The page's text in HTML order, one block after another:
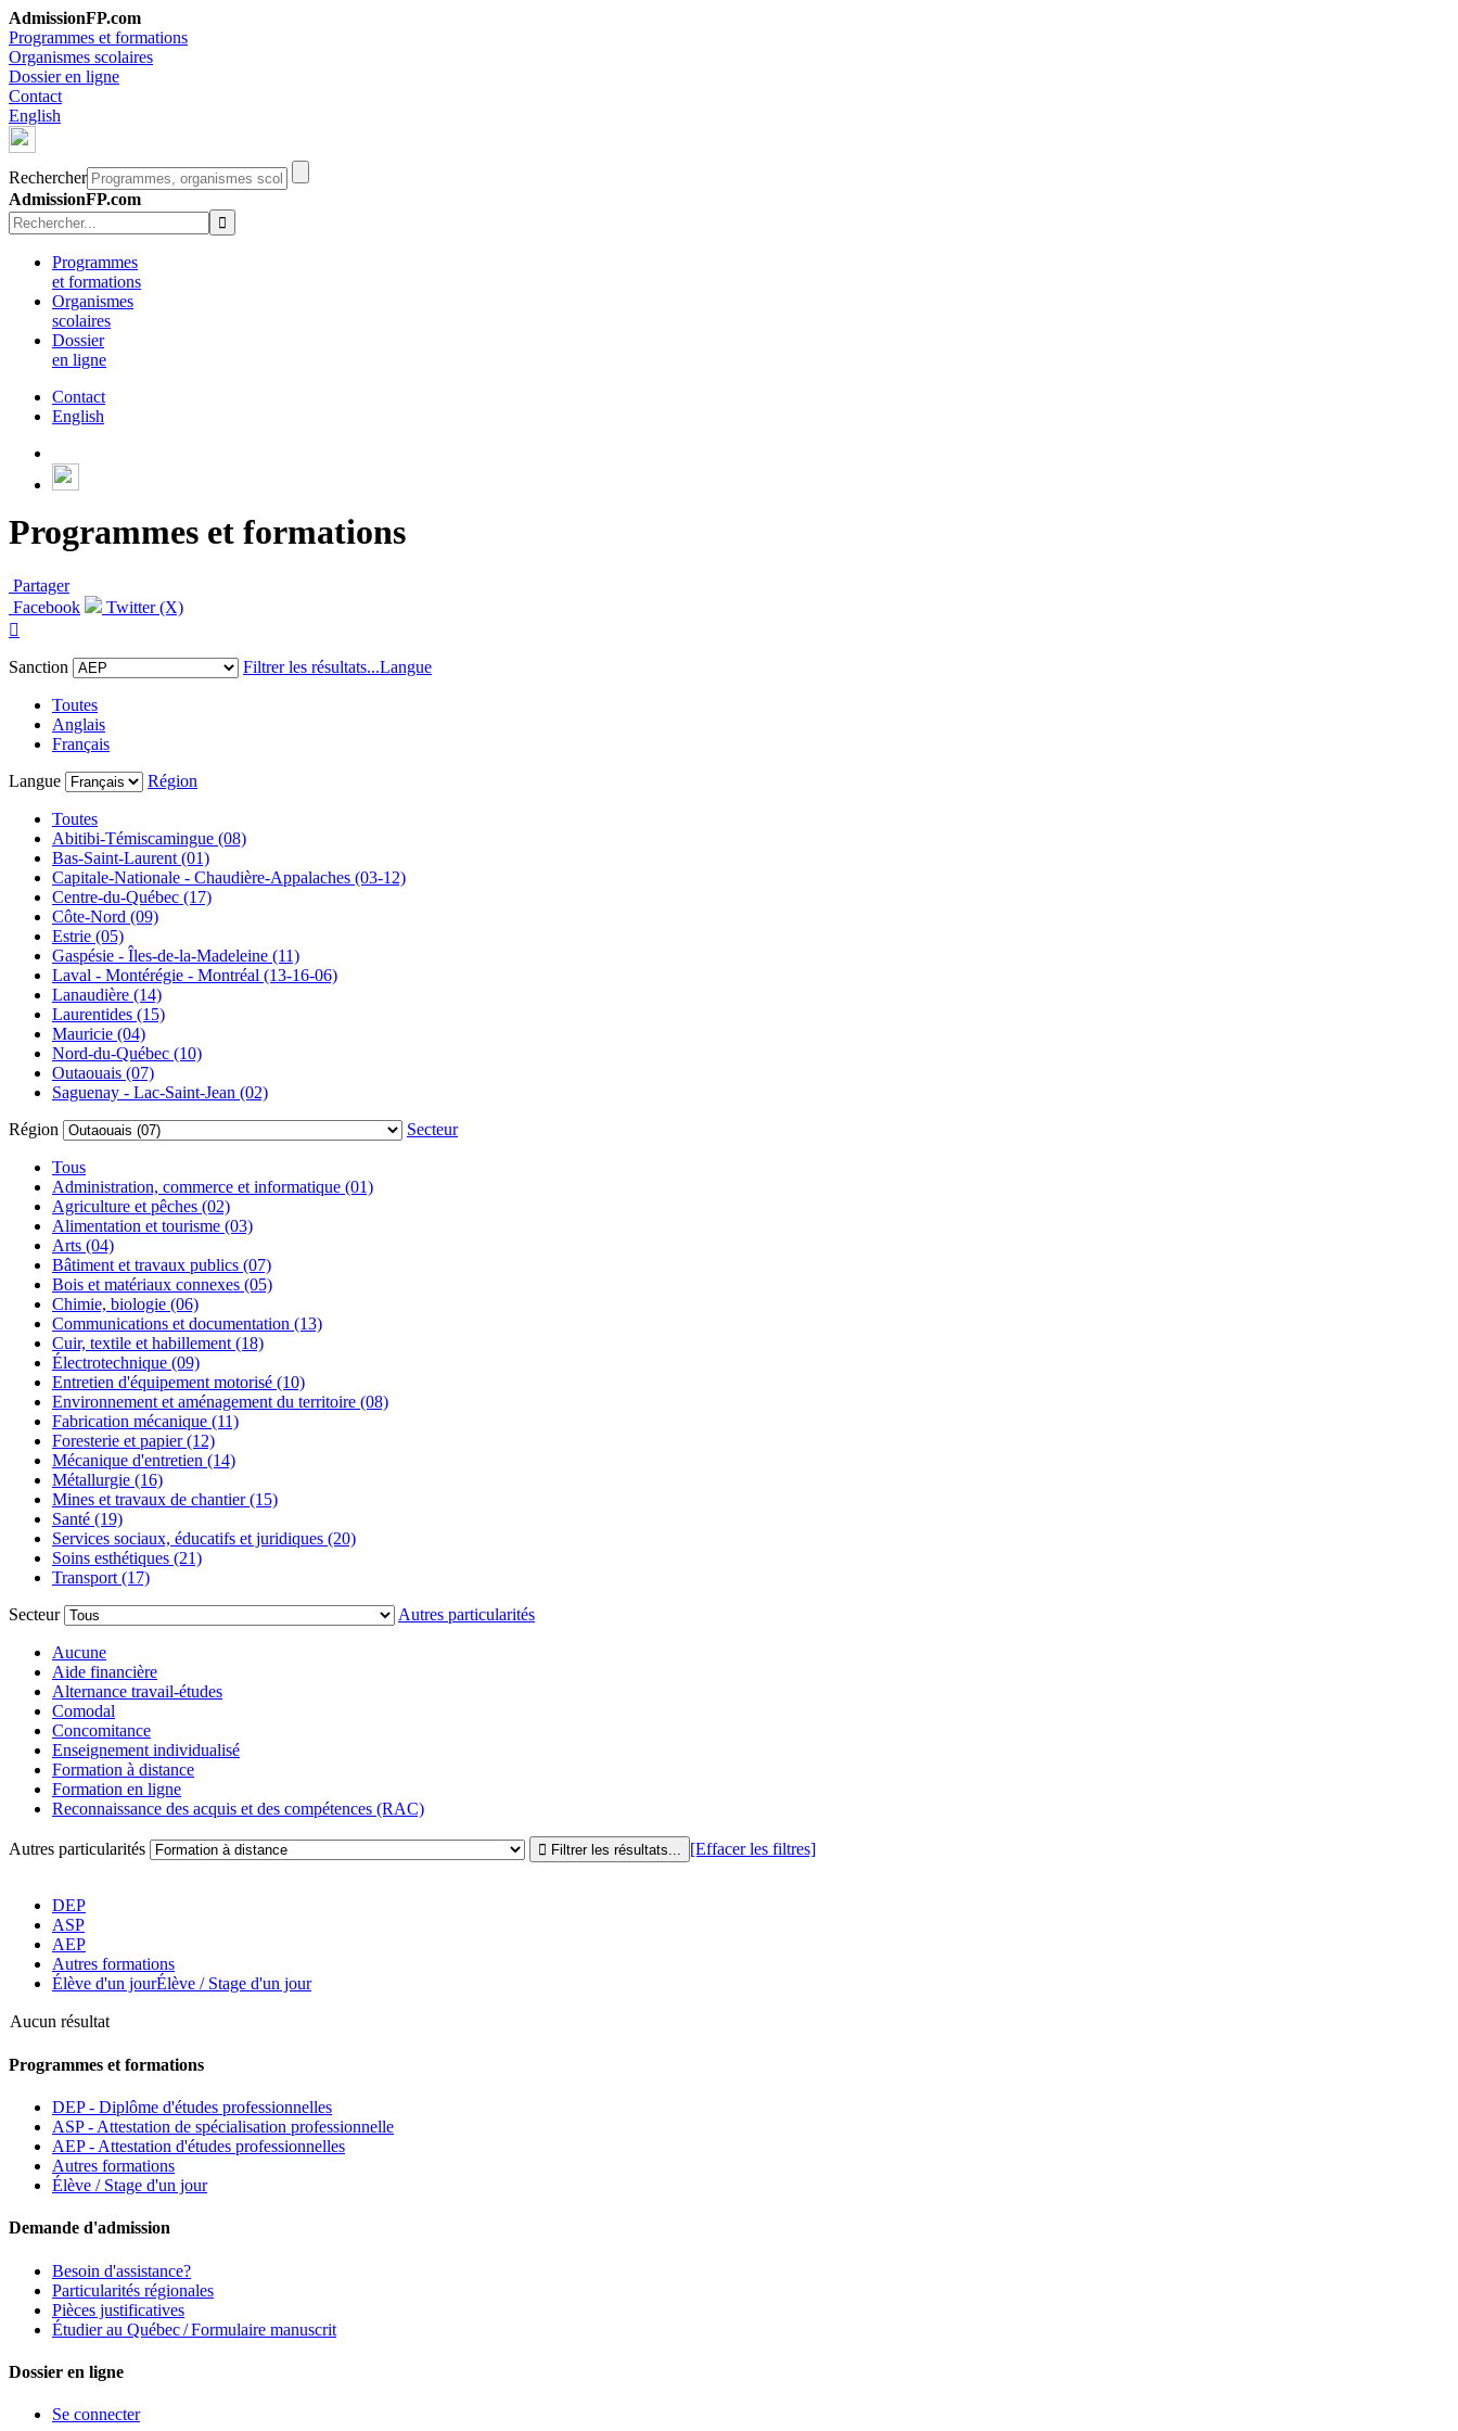
AdmissionFP.com
Programmes et formations
Organismes scolaires
Dossier en ligne
Contact
English
Rechercher
AdmissionFP.com
Programmes
et formations
Organismes
scolaires
Dossier
en ligne
Contact
English
Programmes et formations
Partager
Facebook
Twitter (X)

Sanction
Filtrer les résultats...Langue
Toutes
Anglais
Français
Langue
Région
Toutes
Abitibi-Témiscamingue (08)
Bas-Saint-Laurent (01)
Capitale-Nationale - Chaudière-Appalaches (03-12)
Centre-du-Québec (17)
Côte-Nord (09)
Estrie (05)
Gaspésie - Îles-de-la-Madeleine (11)
Laval - Montérégie - Montréal (13-16-06)
Lanaudière (14)
Laurentides (15)
Mauricie (04)
Nord-du-Québec (10)
Outaouais (07)
Saguenay - Lac-Saint-Jean (02)
Région
Secteur
Tous
Administration, commerce et informatique (01)
Agriculture et pêches (02)
Alimentation et tourisme (03)
Arts (04)
Bâtiment et travaux publics (07)
Bois et matériaux connexes (05)
Chimie, biologie (06)
Communications et documentation (13)
Cuir, textile et habillement (18)
Électrotechnique (09)
Entretien d'équipement motorisé (10)
Environnement et aménagement du territoire (08)
Fabrication mécanique (11)
Foresterie et papier (12)
Mécanique d'entretien (14)
Métallurgie (16)
Mines et travaux de chantier (15)
Santé (19)
Services sociaux, éducatifs et juridiques (20)
Soins esthétiques (21)
Transport (17)
Secteur
Autres particularités
Aucune
Aide financière
Alternance travail-études
Comodal
Concomitance
Enseignement individualisé
Formation à distance
Formation en ligne
Reconnaissance des acquis et des compétences (RAC)
Autres particularités [Effacer les filtres]
DEP
ASP
AEP
Autres formations
Élève d'un jourÉlève / Stage d'un jour
Aucun résultat
Programmes et formations
DEP - Diplôme d'études professionnelles
ASP - Attestation de spécialisation professionnelle
AEP - Attestation d'études professionnelles
Autres formations
Élève / Stage d'un jour
Demande d'admission
Besoin d'assistance?
Particularités régionales
Pièces justificatives
Étudier au Québec / Formulaire manuscrit
Dossier en ligne
Se connecter